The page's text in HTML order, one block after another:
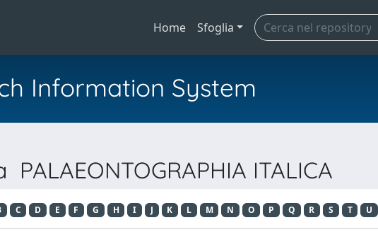
Home Sfoglia
Information System
ITALICA
C D E F G H I J K L M N O P Q R S T U